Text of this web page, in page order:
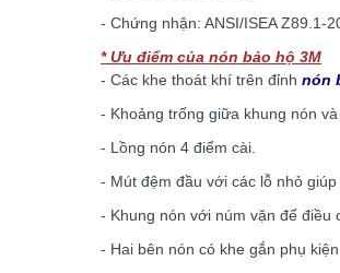
- Chứng nhận: ANSI/ISEA Z89.1-
* Ưu điểm của nón bảo hộ 3M
- Các khe thoát khí trên đỉnh nón
- Khoảng trống giữa khung nón
- Lồng nón 4 điểm cài.
- Mút đệm đầu với các lỗ nhỏ
- Khung nón với núm vặn để
- Hai bên nón có khe gắn phụ